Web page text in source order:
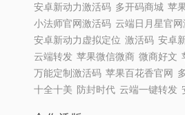
安卓新动力激活码 多开码商城 苹
小法师官网激活码 云端日月星官
安卓新动力虚拟定位 激活码 安卓
云端转发 苹果微信微商 微商好文
万能定制激活码 苹果百花香官网
十全十美 防封时代 云端一键转发